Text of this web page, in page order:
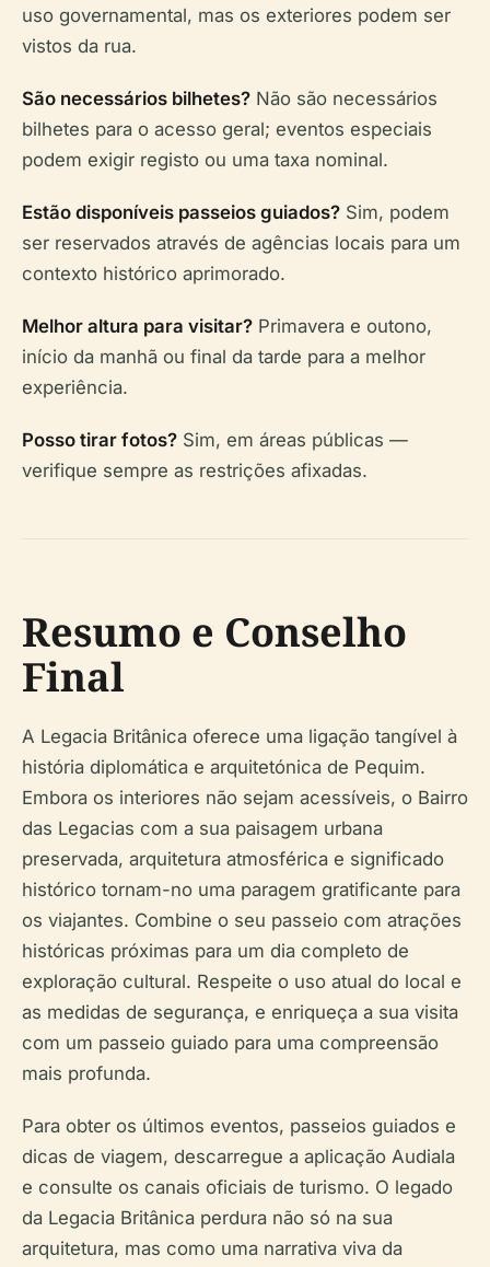
uso governamental, mas os exteriores podem ser
vistos da rua.
São necessários bilhetes? Não são necessários
bilhetes para o acesso geral; eventos especiais
podem exigir registo ou uma taxa nominal.
Estão disponíveis passeios guiados? Sim, podem
ser reservados através de agências locais para um
contexto histórico aprimorado.
Melhor altura para visitar? Primavera e outono,
início da manhã ou final da tarde para a melhor
experiência.
Posso tirar fotos? Sim, em áreas públicas —
verifique sempre as restrições afixadas.
Resumo e Conselho
Final
A Legacia Britânica oferece uma ligação tangível à
história diplomática e arquitetónica de Pequim.
Embora os interiores não sejam acessíveis, o Bairro
das Legacias com a sua paisagem urbana
preservada, arquitetura atmosférica e significado
histórico tornam-no uma paragem gratificante para
os viajantes. Combine o seu passeio com atrações
históricas próximas para um dia completo de
exploração cultural. Respeite o uso atual do local e
as medidas de segurança, e enriqueça a sua visita
com um passeio guiado para uma compreensão
mais profunda.
Para obter os últimos eventos, passeios guiados e
dicas de viagem, descarregue a aplicação Audiala
e consulte os canais oficiais de turismo. O legado
da Legacia Britânica perdura não só na sua
arquitetura, mas como uma narrativa viva da